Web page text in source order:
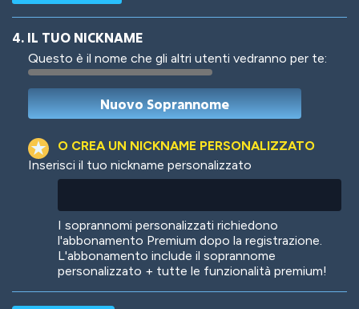
Woof Jungle Cats
4. IL TUO NICKNAME
Questo è il nome che gli altri utenti vedranno per te:
O CREA UN NICKNAME PERSONALIZZATO
Inserisci il tuo nickname personalizzato
I soprannomi personalizzati richiedono
l'abbonamento Premium dopo la registrazione.
L'abbonamento include il soprannome
personalizzato + tutte le funzionalità premium!